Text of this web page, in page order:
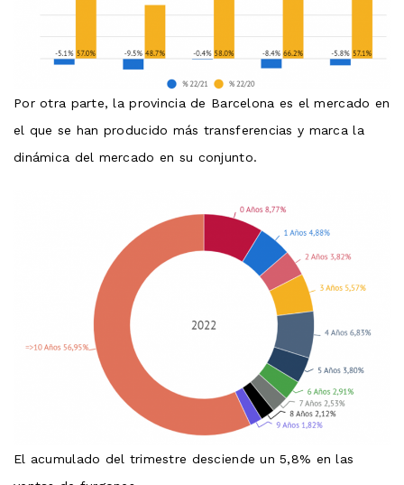
Por otra parte, la provincia de Barcelona es el mercado en
el que se han producido más transferencias y marca la
dinámica del mercado en su conjunto.
El acumulado del trimestre desciende un 5,8% en las